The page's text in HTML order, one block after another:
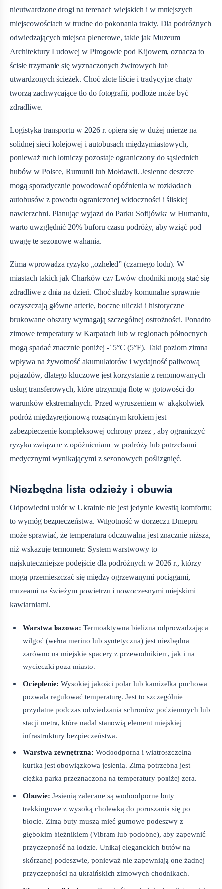
nieutwardzone drogi na terenach wiejskich i w mniejszych
miejscowościach w trudne do pokonania trakty. Dla podróżnych
odwiedzających miejsca plenerowe, takie jak Muzeum
Architektury Ludowej w Pirogowie pod Kijowem, oznacza to
ścisłe trzymanie się wyznaczonych żwirowych lub
utwardzonych ścieżek. Choć złote liście i tradycyjne chaty
tworzą zachwycające tło do fotografii, podłoże może być
zdradliwe.
Logistyka transportu w 2026 r. opiera się w dużej mierze na
solidnej sieci kolejowej i autobusach międzymiastowych,
ponieważ ruch lotniczy pozostaje ograniczony do sąsiednich
hubów w Polsce, Rumunii lub Mołdawii. Jesienne deszcze
mogą sporadycznie powodować opóźnienia w rozkładach
autobusów z powodu ograniczonej widoczności i śliskiej
nawierzchni. Planując wyjazd do Parku Sofijówka w Humaniu,
warto uwzględnić 20% buforu czasu podróży, aby wziąć pod
uwagę te sezonowe wahania.
Zima wprowadza ryzyko „ozheled” (czarnego lodu). W
miastach takich jak Charków czy Lwów chodniki mogą stać się
zdradliwe z dnia na dzień. Choć służby komunalne sprawnie
oczyszczają główne arterie, boczne uliczki i historyczne
brukowane obszary wymagają szczególnej ostrożności. Ponadto
zimowe temperatury w Karpatach lub w regionach północnych
mogą spadać znacznie poniżej -15°C (5°F). Taki poziom zimna
wpływa na żywotność akumulatorów i wydajność paliwową
pojazdów, dlatego kluczowe jest korzystanie z renomowanych
usług transferowych, które utrzymują flotę w gotowości do
warunków ekstremalnych. Przed wyruszeniem w jakąkolwiek
podróż międzyregionową rozsądnym krokiem jest
zabezpieczenie kompleksowej ochrony przez , aby ograniczyć
ryzyka związane z opóźnieniami w podróży lub potrzebami
medycznymi wynikającymi z sezonowych poślizgnięć.
Niezbędna lista odzieży i obuwia
Odpowiedni ubiór w Ukrainie nie jest jedynie kwestią komfortu;
to wymóg bezpieczeństwa. Wilgotność w dorzeczu Dniepru
może sprawiać, że temperatura odczuwalna jest znacznie niższa,
niż wskazuje termometr. System warstwowy to
najskuteczniejsze podejście dla podróżnych w 2026 r., którzy
mogą przemieszczać się między ogrzewanymi pociągami,
muzeami na świeżym powietrzu i nowoczesnymi miejskimi
kawiarniami.
Warstwa bazowa: Termoaktywna bielizna odprowadzająca
wilgoć (wełna merino lub syntetyczna) jest niezbędna
zarówno na miejskie spacery z przewodnikiem, jak i na
wycieczki poza miasto.
Ocieplenie: Wysokiej jakości polar lub kamizelka puchowa
pozwala regulować temperaturę. Jest to szczególnie
przydatne podczas odwiedzania schronów podziemnych lub
stacji metra, które nadal stanowią element miejskiej
infrastruktury bezpieczeństwa.
Warstwa zewnętrzna: Wodoodporna i wiatroszczelna
kurtka jest obowiązkowa jesienią. Zimą potrzebna jest
ciężka parka przeznaczona na temperatury poniżej zera.
Obuwie: Jesienią zalecane są wodoodporne buty
trekkingowe z wysoką cholewką do poruszania się po
błocie. Zimą buty muszą mieć gumowe podeszwy z
głębokim bieżnikiem (Vibram lub podobne), aby zapewnić
przyczepność na lodzie. Unikaj eleganckich butów na
skórzanej podeszwie, ponieważ nie zapewniają one żadnej
przyczepności na ukraińskich zimowych chodnikach.